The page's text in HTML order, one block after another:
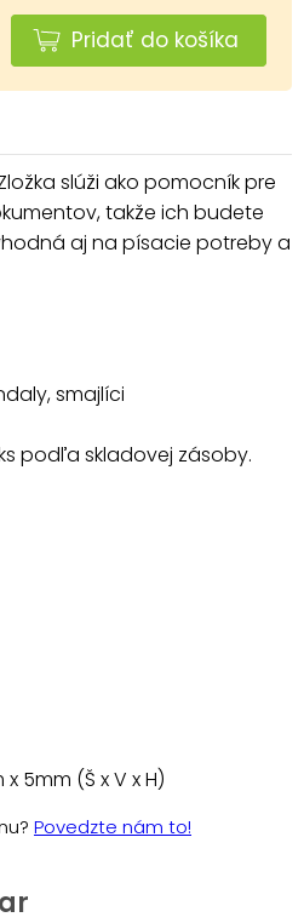
Pridať do košíka
slúži ako pomocník pre
takže ich budete
aj na písacie potreby a
smajlíci
podľa skladovej zásoby.
5mm (Š x V x H)
Povedzte nám to!